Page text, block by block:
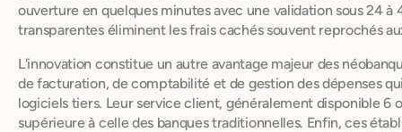
ouverture en quelques minutes avec une validation sous 24 à
transparentes éliminent les frais cachés souvent reprochés
L'innovation constitue un autre avantage majeur des
de facturation, de comptabilité et de gestion des dépenses
logiciels tiers. Leur service client, généralement disponible 6
supérieure à celle des banques traditionnelles. Enfin, ces